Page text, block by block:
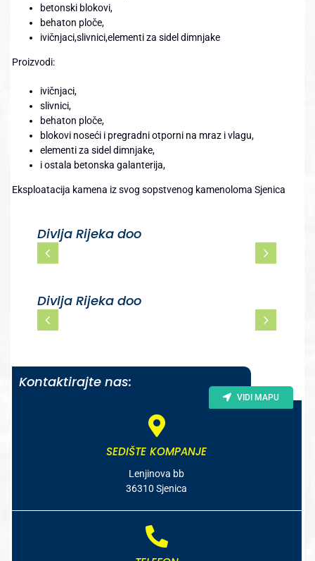
betonski blokovi,
behaton ploče,
ivičnjaci,slivnici,elementi za sidel dimnjake
Proizvodi:
ivičnjaci,
slivnici,
behaton ploče,
blokovi noseći i pregradni otporni na mraz i vlagu,
elementi za sidel dimnjake,
i ostala betonska galanterija,
Eksploatacija kamena iz svog sopstvenog kamenoloma Sjenica
Divlja Rijeka doo
Divlja Rijeka doo
Kontaktirajte nas:
SEDIŠTE KOMPANJE
Lenjinova bb
36310 Sjenica
VIDI MAPU